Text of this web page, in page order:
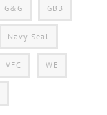
G&G GBB
Navy Seal
VFC WE